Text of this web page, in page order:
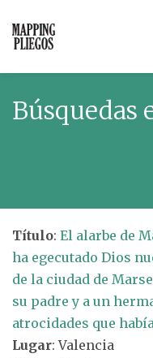
Búsquedas
Título: El alarbe de
ha egecutado Dios
de la ciudad de
su padre y a un
atrocidades que
Lugar: Valencia